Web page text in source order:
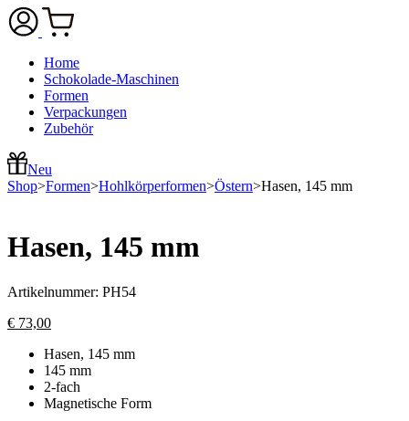
Home
Schokolade-Maschinen
Formen
Verpackungen
Zubehör
Neu
Shop>Formen>Hohlkörperformen>Östern>Hasen, 145 mm
Hasen, 145 mm
Artikelnummer: PH54
€ 73,00
Hasen, 145 mm
145 mm
2-fach
Magnetische Form